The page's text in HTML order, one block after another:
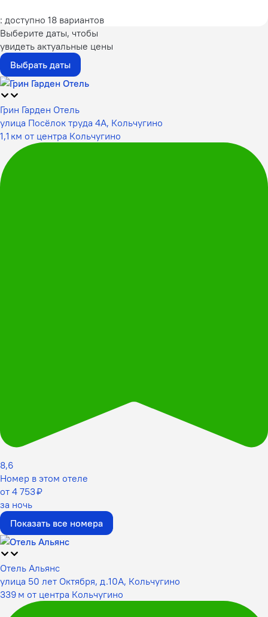
: доступно 18 вариантов
Выберите даты, чтобы
увидеть актуальные цены
Выбрать даты
Грин Гарден Отель
улица Посёлок труда 4А, Кольчугино
1,1 км от центра Кольчугино
8,6
Номер в этом отеле
от 4 753 ₽
за ночь
Показать все номера
Отель Альянс
улица 50 лет Октября, д.10А, Кольчугино
339 м от центра Кольчугино